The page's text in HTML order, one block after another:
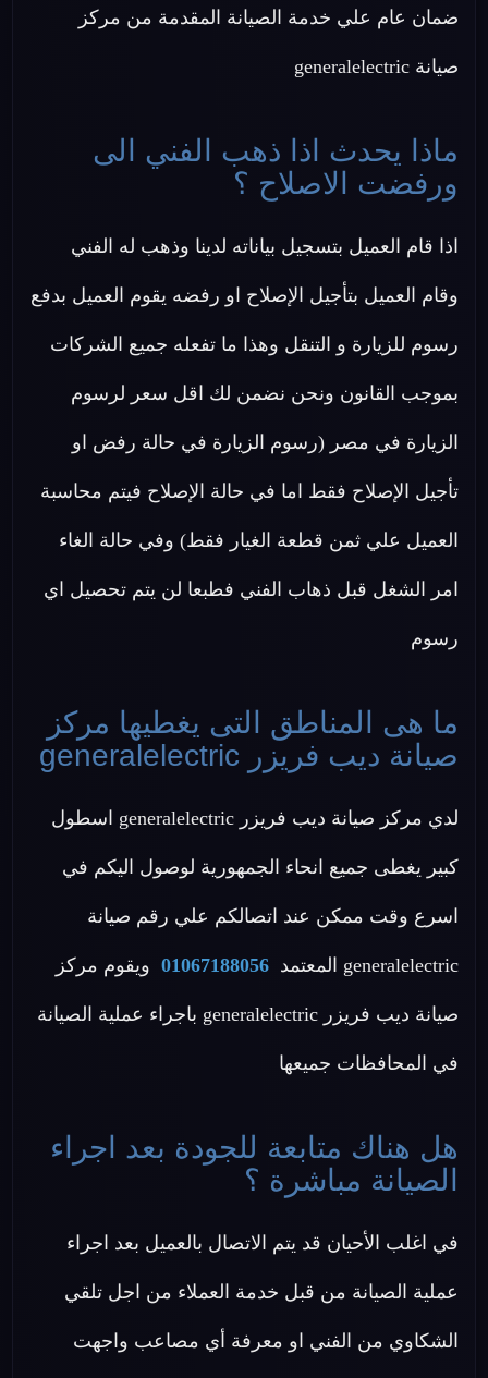
ضمان عام علي خدمة الصيانة المقدمة من مركز
صيانة generalelectric
ماذا يحدث اذا ذهب الفني الى
ورفضت الاصلاح ؟
اذا قام العميل بتسجيل بياناته لدينا وذهب له الفني
وقام العميل بتأجيل الإصلاح او رفضه يقوم العميل بدفع
رسوم للزيارة و التنقل وهذا ما تفعله جميع الشركات
بموجب القانون ونحن نضمن لك اقل سعر لرسوم
الزيارة في مصر (رسوم الزيارة في حالة رفض او
تأجيل الإصلاح فقط اما في حالة الإصلاح فيتم محاسبة
العميل علي ثمن قطعة الغيار فقط) وفي حالة الغاء
امر الشغل قبل ذهاب الفني فطبعا لن يتم تحصيل اي
رسوم
ما هى المناطق التى يغطيها مركز
صيانة ديب فريزر generalelectric
لدي مركز صيانة ديب فريزر generalelectric اسطول
كبير يغطى جميع انحاء الجمهورية لوصول اليكم في
اسرع وقت ممكن عند اتصالكم علي رقم صيانة
generalelectric المعتمد 01067188056 ويقوم مركز
صيانة ديب فريزر generalelectric باجراء عملية الصيانة
في المحافظات جميعها
هل هناك متابعة للجودة بعد اجراء
الصيانة مباشرة ؟
في اغلب الأحيان قد يتم الاتصال بالعميل بعد اجراء
عملية الصيانة من قبل خدمة العملاء من اجل تلقي
الشكاوي من الفني او معرفة أي مصاعب واجهت